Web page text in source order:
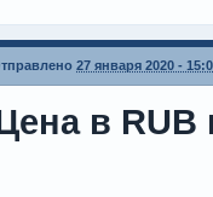
27 января 2020 -
в RUB